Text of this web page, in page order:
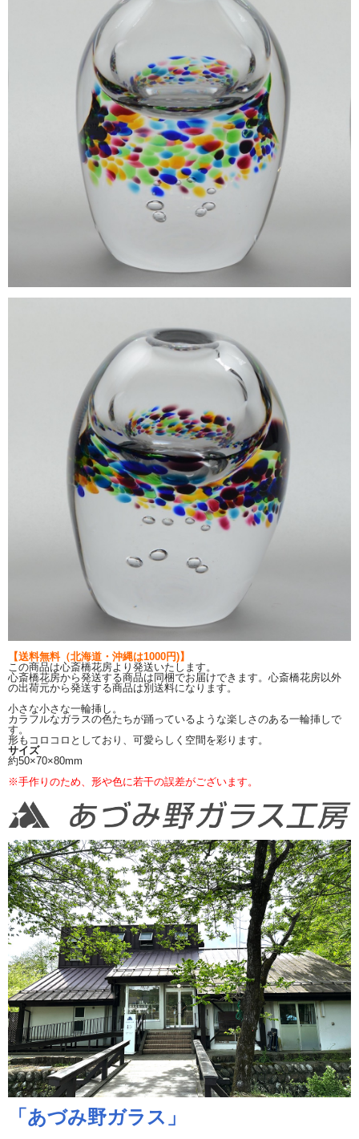
【送料無料（北海道・沖縄は1000円)】
この商品は心斎橋花房より発送いたします。
心斎橋花房から発送する商品は同梱でお届けできます。心斎橋花房以外
の出荷元から発送する商品は別送料になります。
小さな小さな一輪挿し。
カラフルなガラスの色たちが踊っているような楽しさのある一輪挿しで
す。
形もコロコロとしており、可愛らしく空間を彩ります。
サイズ
約50×70×80mm
※手作りのため、形や色に若干の誤差がございます。
「あづみ野ガラス」